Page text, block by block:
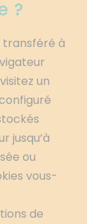
?
transféré à
un
jusqu’à
ou
vous-
de